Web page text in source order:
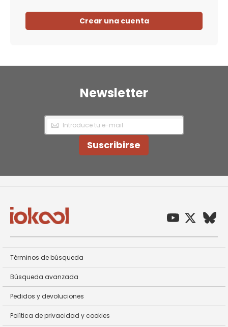
Crear una cuenta
Newsletter
Inscríbase
nuestro
Suscribirse
Términos de búsqueda
Búsqueda avanzada
Pedidos y devoluciones
Política de privacidad y cookies